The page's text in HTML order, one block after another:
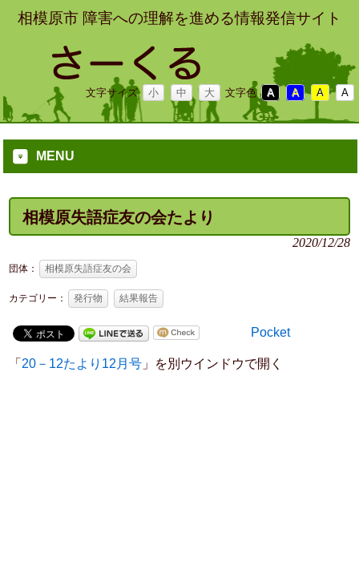
相模原市 障害への理解を進める情報発信サイト
文字サイズ 小 中 大 文字色 A A A A
MENU
相模原失語症友の会たより
2020/12/28
団体： 相模原失語症友の会
カテゴリー： 発行物 結果報告
Pocket
「 20－12たより12月号 」を別ウインドウで開く